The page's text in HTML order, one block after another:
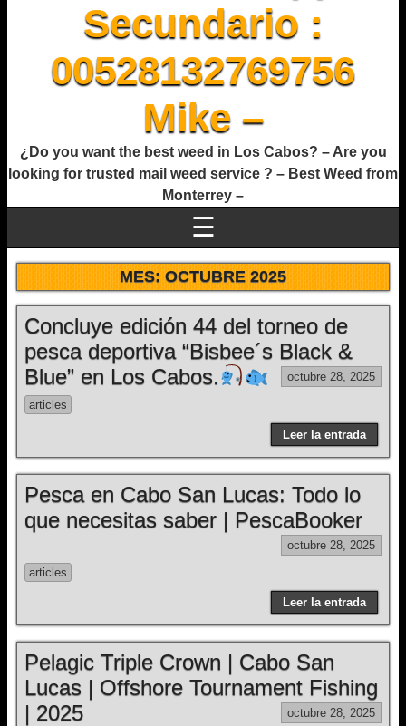
Secundario :
00528132769756
Mike –
¿Do you want the best weed in Los Cabos? – Are you
looking for trusted mail weed service ? – Best Weed from
Monterrey –
☰
MES:OCTUBRE 2025
Concluye edición 44 del torneo de
pesca deportiva “Bisbee´s Black &
Blue” en Los Cabos.
octubre 28, 2025
articles
Leer la entrada
Pesca en Cabo San Lucas: Todo lo
que necesitas saber | PescaBooker
octubre 28, 2025
articles
Leer la entrada
Pelagic Triple Crown | Cabo San
Lucas | Offshore Tournament Fishing
| 2025
octubre 28, 2025